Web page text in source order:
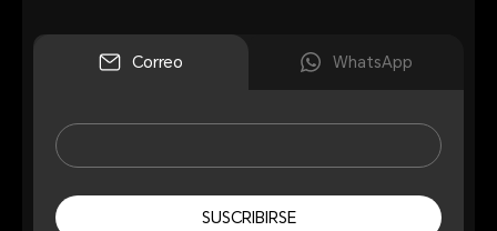
Correo WhatsApp
SUSCRIBIRSE